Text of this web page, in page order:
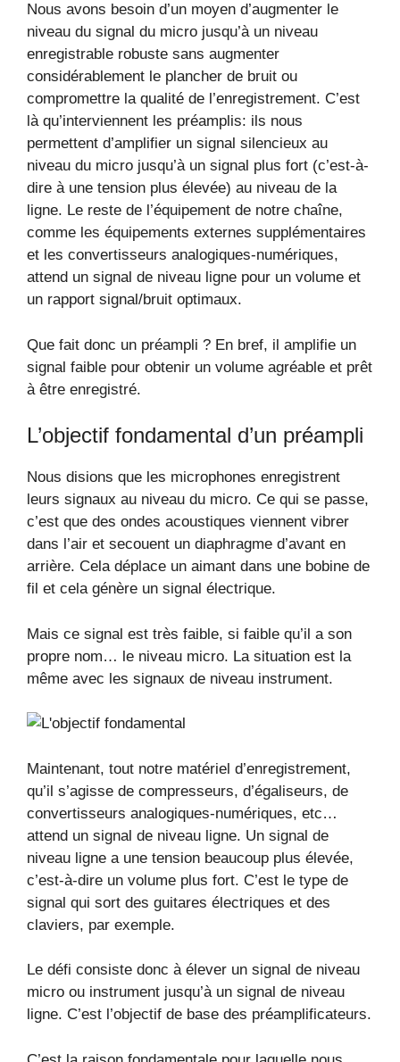
Nous avons besoin d’un moyen d’augmenter le
niveau du signal du micro jusqu’à un niveau
enregistrable robuste sans augmenter
considérablement le plancher de bruit ou
compromettre la qualité de l’enregistrement. C’est
là qu’interviennent les préamplis: ils nous
permettent d’amplifier un signal silencieux au
niveau du micro jusqu’à un signal plus fort (c’est-à-
dire à une tension plus élevée) au niveau de la
ligne. Le reste de l’équipement de notre chaîne,
comme les équipements externes supplémentaires
et les convertisseurs analogiques-numériques,
attend un signal de niveau ligne pour un volume et
un rapport signal/bruit optimaux.
Que fait donc un préampli ? En bref, il amplifie un
signal faible pour obtenir un volume agréable et prêt
à être enregistré.
L’objectif fondamental d’un préampli
Nous disions que les microphones enregistrent
leurs signaux au niveau du micro. Ce qui se passe,
c’est que des ondes acoustiques viennent vibrer
dans l’air et secouent un diaphragme d’avant en
arrière. Cela déplace un aimant dans une bobine de
fil et cela génère un signal électrique.
Mais ce signal est très faible, si faible qu’il a son
propre nom… le niveau micro. La situation est la
même avec les signaux de niveau instrument.
Maintenant, tout notre matériel d’enregistrement,
qu’il s’agisse de compresseurs, d’égaliseurs, de
convertisseurs analogiques-numériques, etc…
attend un signal de niveau ligne. Un signal de
niveau ligne a une tension beaucoup plus élevée,
c’est-à-dire un volume plus fort. C’est le type de
signal qui sort des guitares électriques et des
claviers, par exemple.
Le défi consiste donc à élever un signal de niveau
micro ou instrument jusqu’à un signal de niveau
ligne. C’est l’objectif de base des préamplificateurs.